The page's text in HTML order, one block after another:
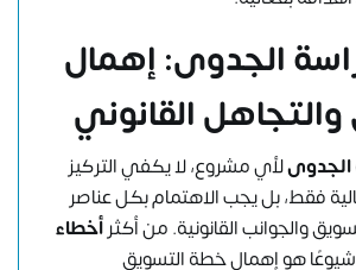
الجدوى: إهمال
القانوني
الجدوىلأي مشروع، لا يكفي التركيز
فقط، بل يجب الاهتمام بكل عناصر
والجوانب القانونية. من أكثرأخطاء
شيوعًا هو إهمال خطة التسويق